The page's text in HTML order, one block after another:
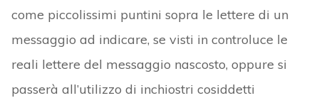
come piccolissimi puntini sopra le lettere di un
messaggio ad indicare, se visti in controluce le
reali lettere del messaggio nascosto, oppure si
passerà all’utilizzo di inchiostri cosiddetti